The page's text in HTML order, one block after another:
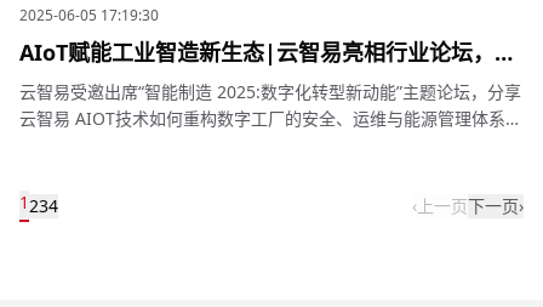
2025-06-05 17:19:30
AIoT赋能工业智造新生态|云智易亮相行业论坛，揭
秘数字工厂精细化运营之道——直击安全生产、节能
降碳、智能运维三大核心场景
云智易受邀出席“智能制造 2025:数字化转型新动能”主题论坛，分享
云智易 AIOT技术如何重构数字工厂的安全、运维与能源管理体系和
1234 ‹ 上一页下一页›